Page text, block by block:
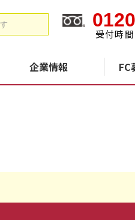
受付時間
企業情報 FC